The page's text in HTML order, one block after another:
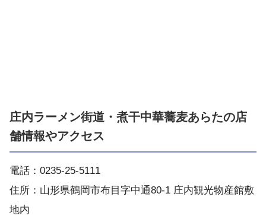
庄内ラーメン街道・煮干中華蕎麦あらたの店
舗情報やアクセス
電話：0235-25-5111
住所：山形県鶴岡市布目字中通80-1 庄内観光物産館敷
地内